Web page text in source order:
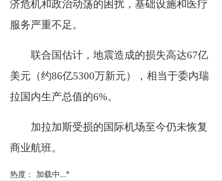
济危机和政治动荡的困扰，基础设施和医疗
服务严重不足。
联合国估计，地震造成的损失高达67亿
美元（约86亿5300万新元），相当于委内瑞
拉国内生产总值的6%。
加拉加斯受损的国际机场至今仍未恢复
商业航班。
热度： 加载中...°